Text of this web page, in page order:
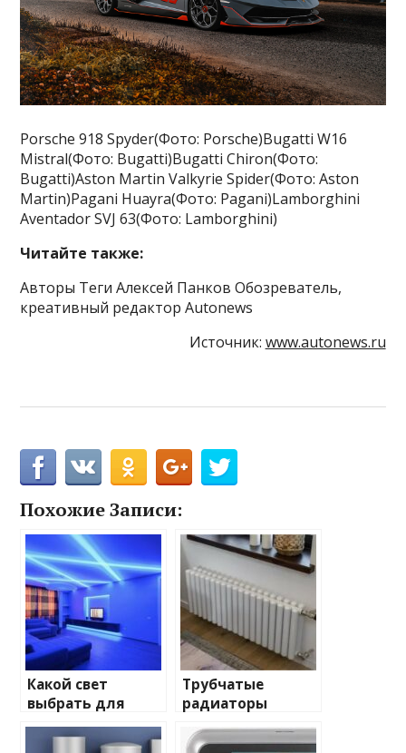
Porsche 918 Spyder(Фото: Porsche)Bugatti W16
Mistral(Фото: Bugatti)Bugatti Chiron(Фото:
Bugatti)Aston Martin Valkyrie Spider(Фото: Aston
Martin)Pagani Huayra(Фото: Pagani)Lamborghini
Aventador SVJ 63(Фото: Lamborghini)
Читайте также:
Авторы Теги Алексей Панков Обозреватель,
креативный редактор Autonews
Источник: www.autonews.ru
Похожие Записи:
Какой свет
выбрать для
домашнего
освещения
Трубчатые
радиаторы
и характеристики